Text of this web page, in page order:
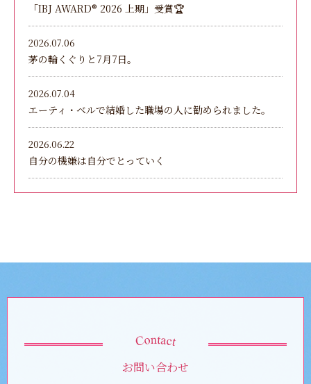
「IBJ AWARD®︎ 2026 上期」受賞🏆
2026.07.06
茅の輪くぐりと7月7日。
2026.07.04
エーティ・ベルで結婚した職場の人に勧められました。
2026.06.22
自分の機嫌は自分でとっていく
お問い合わせ